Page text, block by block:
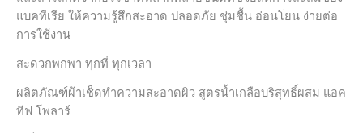
แบคทีเรีย ให้ความรู้สึกสะอาด ปลอดภัย ชุ่มชื้น อ่อนโยน ง่ายต่อ
การใช้งาน
สะดวกพกพา ทุกที่ ทุกเวลา
ผลิตภัณฑ์ผ้าเช็ดทำความสะอาดผิว สูตรน้ำเกลือบริสุทธิ์ผสม แอค
ทีฟ โพลาร์